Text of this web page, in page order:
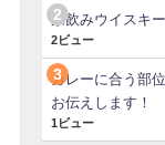
家飲みウイスキ
2ビュー
カレーに合う部
お伝えします！
1ビュー